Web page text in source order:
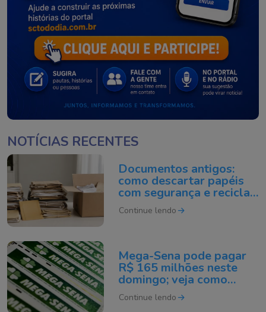
NOTÍCIAS RECENTES
Documentos antigos:
como descartar papéis
com segurança e reciclar
do jeito certo
Continue lendo
Mega-Sena pode pagar
R$ 165 milhões neste
domingo; veja como
apostar
Continue lendo